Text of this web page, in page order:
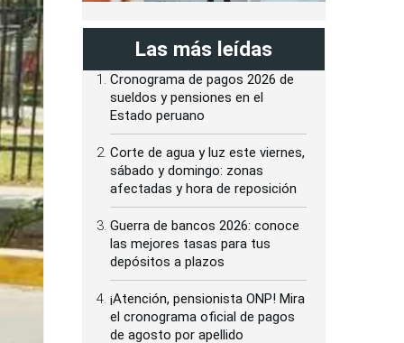
Las más leídas
Cronograma de pagos 2026 de
sueldos y pensiones en el
Estado peruano
Corte de agua y luz este viernes,
sábado y domingo: zonas
afectadas y hora de reposición
Guerra de bancos 2026: conoce
las mejores tasas para tus
depósitos a plazos
¡Atención, pensionista ONP! Mira
el cronograma oficial de pagos
de agosto por apellido